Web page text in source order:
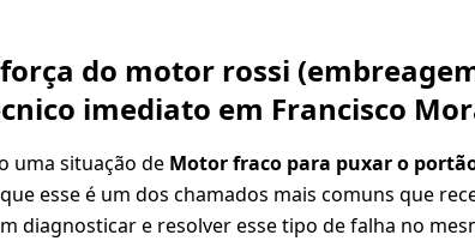
do motor rossi
imediato em Francisco
uma situação de Motor fraco para puxar o
esse é um dos chamados mais comuns que
diagnosticar e resolver esse tipo de falha no